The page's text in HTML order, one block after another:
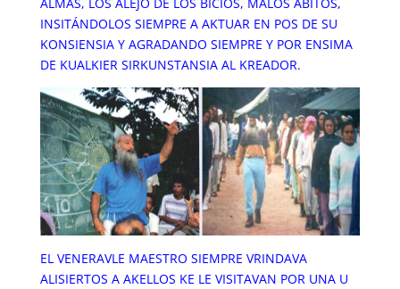
INSITÁNDOLOS SIEMPRE A AKTUAR EN POS DE SU
KONSIENSIA Y AGRADANDO SIEMPRE Y POR ENSIMA
DE KUALKIER SIRKUNSTANSIA AL KREADOR.
EL VENERAVLE MAESTRO SIEMPRE VRINDAVA
ALISIERTOS A AKELLOS KE LE VISITAVAN POR UNA U